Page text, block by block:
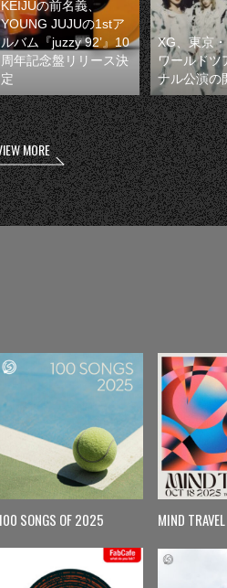
KEIJUの前名義、
YOUNG JUJUの1stア
ルバム『juzzy 92’』10
周年記念盤リリース決
定
XG、東京
ワールドツ
ナル公演の
MORE
SONGS OF 2025 MIND TRAVEL